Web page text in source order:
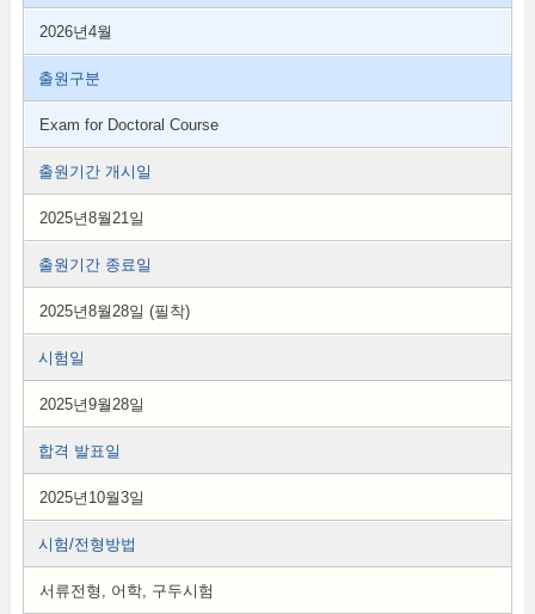
2026년4월
출원구분
Exam for Doctoral Course
출원기간 개시일
2025년8월21일
출원기간 종료일
2025년8월28일 (필착)
시험일
2025년9월28일
합격 발표일
2025년10월3일
시험/전형방법
서류전형, 어학, 구두시험